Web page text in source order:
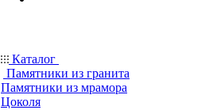
Каталог
Памятники из гранита
Памятники из мрамора
Цоколя